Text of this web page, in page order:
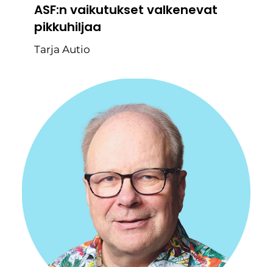
ASF:n vaikutukset valkenevat
pikkuhiljaa
Tarja Autio